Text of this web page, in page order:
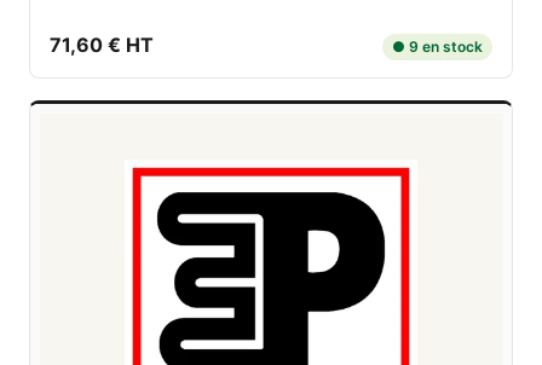
71,60 € HT ● 9 en stock